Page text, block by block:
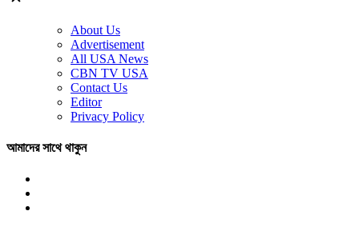
About Us
Advertisement
All USA News
CBN TV USA
Contact Us
Editor
Privacy Policy
আমাদের সাথে থাকুন